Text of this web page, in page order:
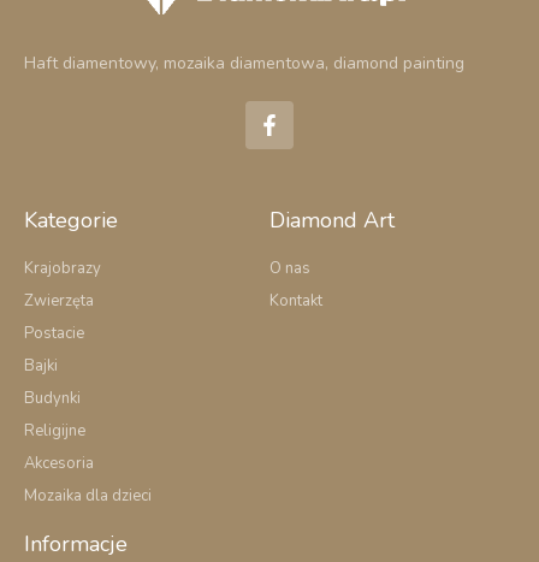
Haft diamentowy, mozaika diamentowa, diamond painting
F
a
c
o
k
f
Kategorie
Krajobrazy
Zwierzęta
Postacie
Bajki
Budynki
Religijne
Akcesoria
Mozaika dla dzieci
Diamond Art
O nas
Kontakt
Informacje